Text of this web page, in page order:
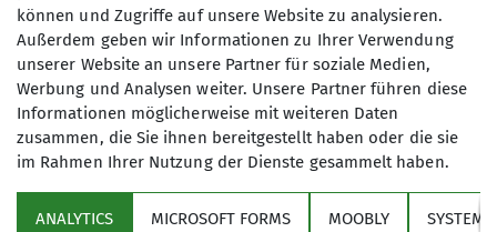
Mehr zur
Familiengruppe
Über den Verein
können und Zugriffe auf unsere Website zu analysieren.
Außerdem geben wir Informationen zu Ihrer Verwendung
unserer Website an unsere Partner für soziale Medien,
Werbung und Analysen weiter. Unsere Partner führen diese
Informationen möglicherweise mit weiteren Daten
zusammen, die Sie ihnen bereitgestellt haben oder die sie
im Rahmen Ihrer Nutzung der Dienste gesammelt haben.
ANALYTICS MICROSOFT FORMS MOOBLY SYSTEM